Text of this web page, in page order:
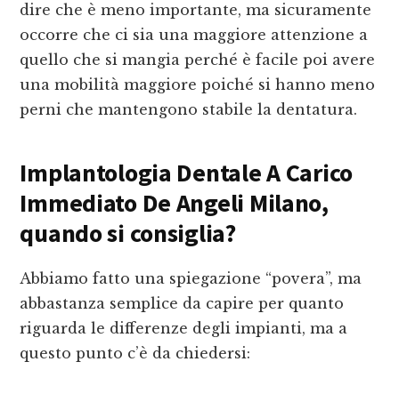
dire che è meno importante, ma sicuramente
occorre che ci sia una maggiore attenzione a
quello che si mangia perché è facile poi avere
una mobilità maggiore poiché si hanno meno
perni che mantengono stabile la dentatura.
Implantologia Dentale A Carico
Immediato De Angeli Milano,
quando si consiglia?
Abbiamo fatto una spiegazione “povera”, ma
abbastanza semplice da capire per quanto
riguarda le differenze degli impianti, ma a
questo punto c’è da chiedersi: